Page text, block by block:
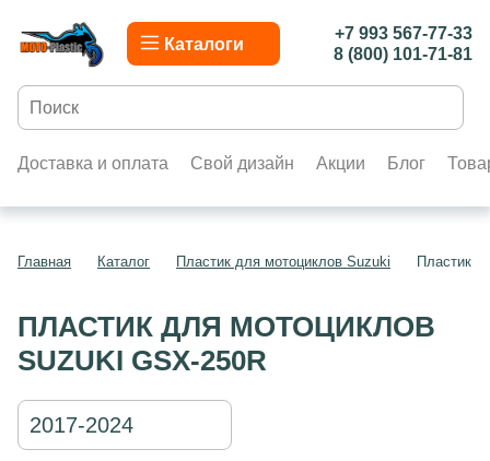
Каталоги
+7 993 567-77-33
8 (800) 101-71-81
Доставка и оплата Свой дизайн Акции Блог
Главная Каталог Пластик для мотоциклов Suzuki Пластик
ПЛАСТИК ДЛЯ МОТОЦИКЛОВ
SUZUKI GSX-250R
2017-2024